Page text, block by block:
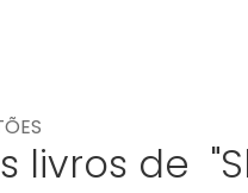
livros de